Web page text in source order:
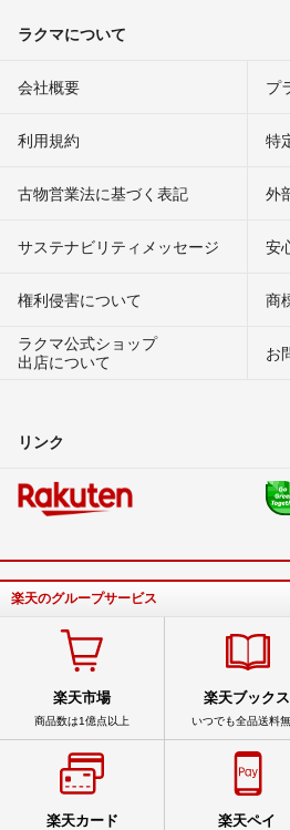
ラクマについて
会社概要 プ
利用規約 特
古物営業法に基づく表記 外
サステナビリティメッセージ 安
権利侵害について
商
ラクマ公式ショップ
出店について
お
リンク
楽天のグループサービス
楽天市場
商品数は1億点以上
楽天ブックス
いつでも全品送料
楽天カード 楽天ペイ